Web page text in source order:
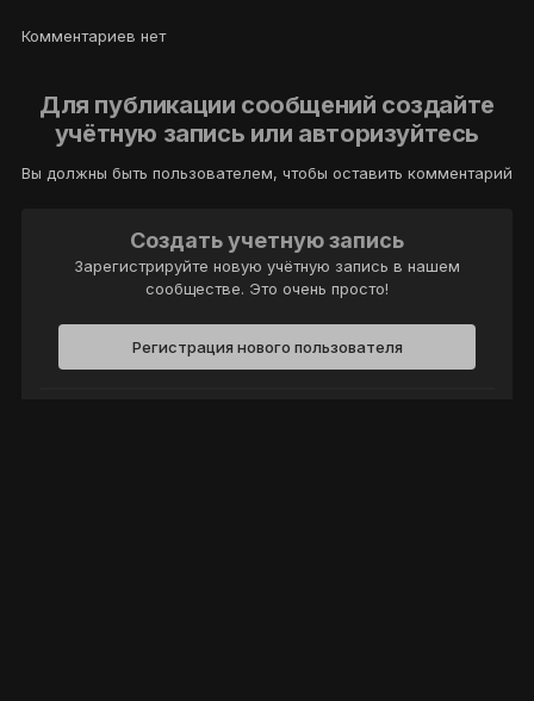
Комментариев нет
Для публикации сообщений создайте
учётную запись или авторизуйтесь
Вы должны быть пользователем, чтобы оставить комментарий
Создать учетную запись
Зарегистрируйте новую учётную запись в нашем
сообществе. Это очень просто!
Регистрация нового пользователя